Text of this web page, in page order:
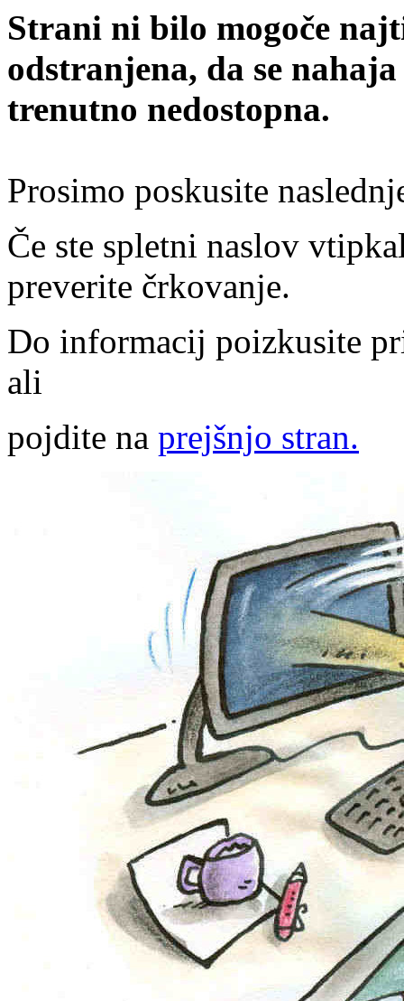
Strani ni bilo mogoče
odstranjena, da se
trenutno nedostopna.
Prosimo poskusite
Če ste spletni naslov
preverite črkovanje.
Do informacij poizkusite
ali
pojdite na prejšnjo stran.